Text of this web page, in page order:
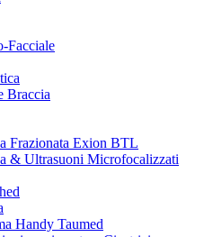
Facciale
Braccia
Frazionata Exion BTL
& Ultrasuoni Microfocalizzati
Handy Taumed